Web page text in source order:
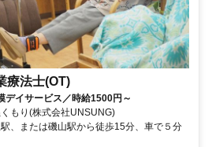
療法士(OT)
デイサービス／時給1500円～
もり(株式会社UNSUNG)
、または磯山駅から徒歩15分、車で５分